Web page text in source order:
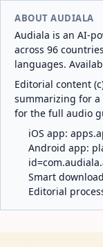
ABOUT AUDIALA
Audiala is an AI-
across 96
languages.
Editorial content
summarizing for a
for the full audio
iOS app:
Android app:
Smart
Editorial